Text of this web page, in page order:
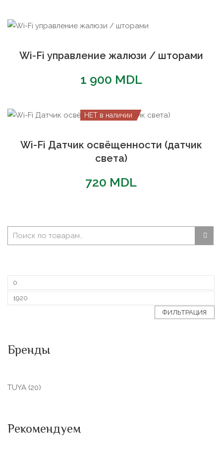
Wi-Fi управление жалюзи / шторами
1 900 MDL
НЕТ в наличии
Wi-Fi Датчик освёщенности (датчик
света)
720 MDL
ФИЛЬТРАЦИЯ
Бренды
TUYA (20)
Рекомендуем